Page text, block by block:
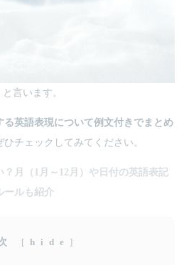
言います。
る英語表現について例文付きでまとめ
チェックしてみてください。
？月（1月～12月）や日付の英語表記
ールも紹介
[ hide ]